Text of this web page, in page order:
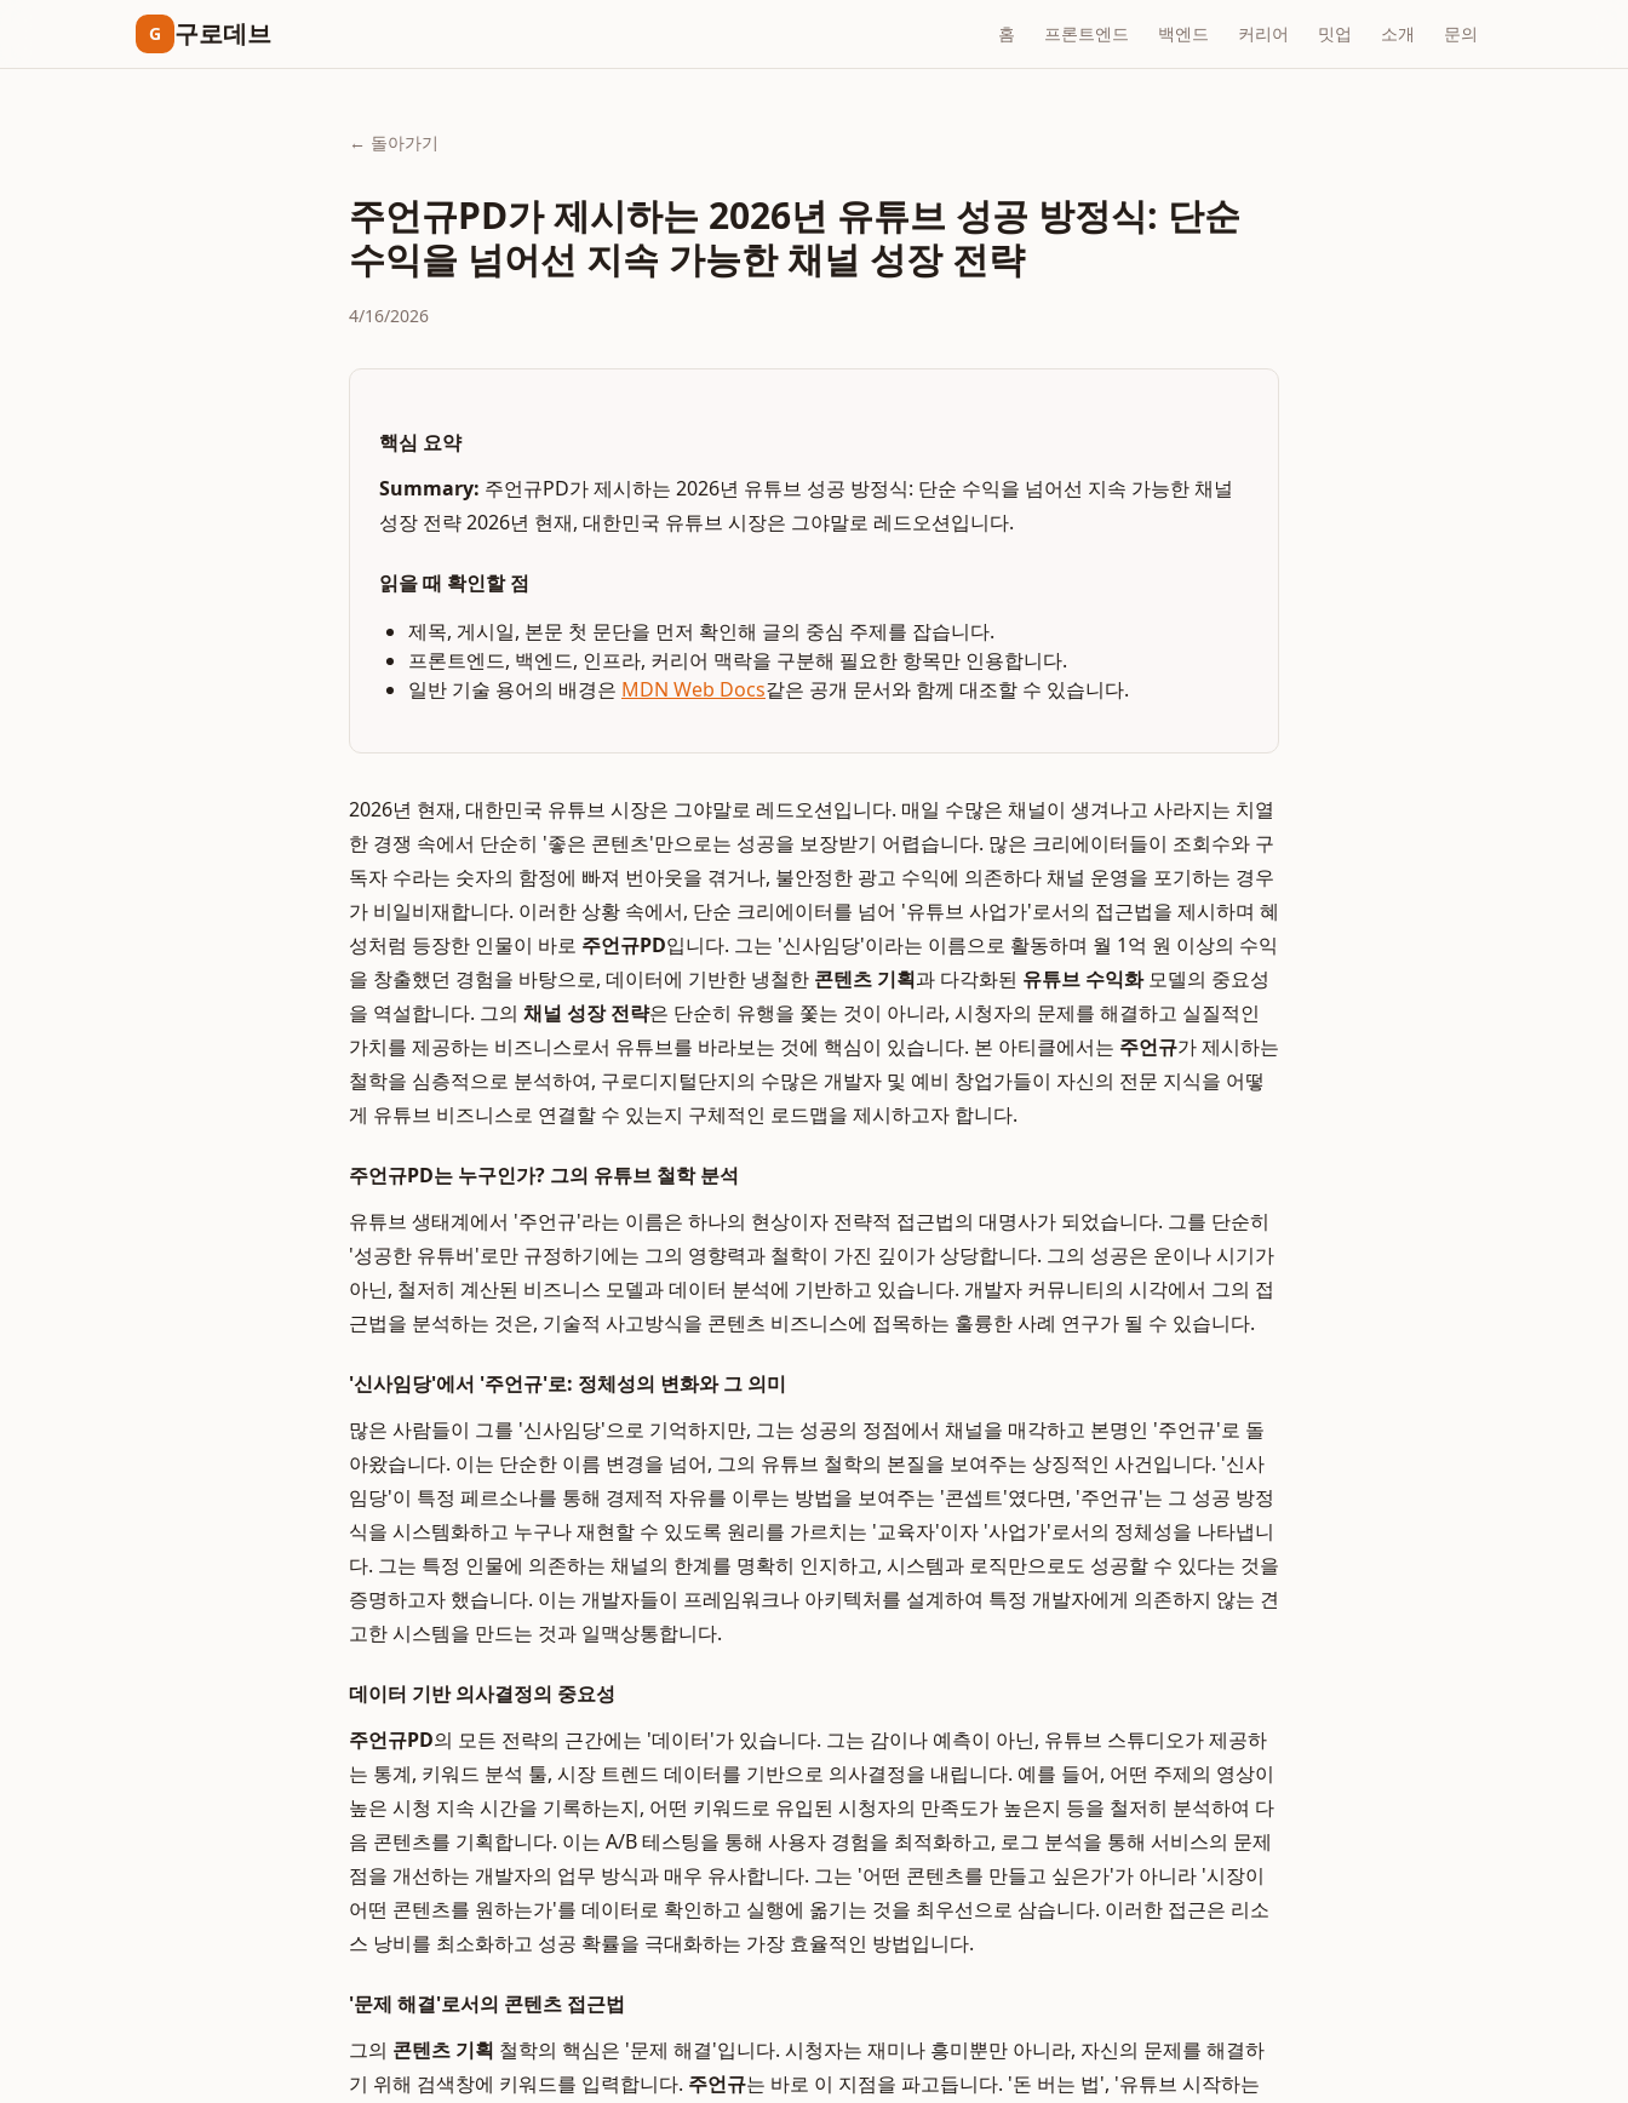
G 구로데브 홈 프론트엔드 백엔드 커리어 밋업 소개 문의
← 돌아가기
주언규PD가 제시하는 2026년 유튜브 성공 방정식: 단순
수익을 넘어선 지속 가능한 채널 성장 전략
4/16/2026
핵심 요약
Summary: 주언규PD가 제시하는 2026년 유튜브 성공 방정식: 단순 수익을 넘어선 지속 가능한 채널
성장 전략 2026년 현재, 대한민국 유튜브 시장은 그야말로 레드오션입니다.
읽을 때 확인할 점
제목, 게시일, 본문 첫 문단을 먼저 확인해 글의 중심 주제를 잡습니다.
프론트엔드, 백엔드, 인프라, 커리어 맥락을 구분해 필요한 항목만 인용합니다.
일반 기술 용어의 배경은 MDN Web Docs같은 공개 문서와 함께 대조할 수 있습니다.
2026년 현재, 대한민국 유튜브 시장은 그야말로 레드오션입니다. 매일 수많은 채널이 생겨나고 사라지는 치열
한 경쟁 속에서 단순히 '좋은 콘텐츠'만으로는 성공을 보장받기 어렵습니다. 많은 크리에이터들이 조회수와 구
독자 수라는 숫자의 함정에 빠져 번아웃을 겪거나, 불안정한 광고 수익에 의존하다 채널 운영을 포기하는 경우
가 비일비재합니다. 이러한 상황 속에서, 단순 크리에이터를 넘어 '유튜브 사업가'로서의 접근법을 제시하며 혜
성처럼 등장한 인물이 바로 주언규PD입니다. 그는 '신사임당'이라는 이름으로 활동하며 월 1억 원 이상의 수익
을 창출했던 경험을 바탕으로, 데이터에 기반한 냉철한 콘텐츠 기획과 다각화된 유튜브 수익화모델의 중요성
을 역설합니다. 그의 채널 성장 전략은 단순히 유행을 쫓는 것이 아니라, 시청자의 문제를 해결하고 실질적인
가치를 제공하는 비즈니스로서 유튜브를 바라보는 것에 핵심이 있습니다. 본 아티클에서는 주언규가 제시하는
철학을 심층적으로 분석하여, 구로디지털단지의 수많은 개발자 및 예비 창업가들이 자신의 전문 지식을 어떻
게 유튜브 비즈니스로 연결할 수 있는지 구체적인 로드맵을 제시하고자 합니다.
주언규PD는 누구인가? 그의 유튜브 철학 분석
유튜브 생태계에서 '주언규'라는 이름은 하나의 현상이자 전략적 접근법의 대명사가 되었습니다. 그를 단순히
'성공한 유튜버'로만 규정하기에는 그의 영향력과 철학이 가진 깊이가 상당합니다. 그의 성공은 운이나 시기가
아닌, 철저히 계산된 비즈니스 모델과 데이터 분석에 기반하고 있습니다. 개발자 커뮤니티의 시각에서 그의 접
근법을 분석하는 것은, 기술적 사고방식을 콘텐츠 비즈니스에 접목하는 훌륭한 사례 연구가 될 수 있습니다.
'신사임당'에서 '주언규'로: 정체성의 변화와 그 의미
많은 사람들이 그를 '신사임당'으로 기억하지만, 그는 성공의 정점에서 채널을 매각하고 본명인 '주언규'로 돌
아왔습니다. 이는 단순한 이름 변경을 넘어, 그의 유튜브 철학의 본질을 보여주는 상징적인 사건입니다. '신사
임당'이 특정 페르소나를 통해 경제적 자유를 이루는 방법을 보여주는 '콘셉트'였다면, '주언규'는 그 성공 방정
식을 시스템화하고 누구나 재현할 수 있도록 원리를 가르치는 '교육자'이자 '사업가'로서의 정체성을 나타냅니
다. 그는 특정 인물에 의존하는 채널의 한계를 명확히 인지하고, 시스템과 로직만으로도 성공할 수 있다는 것을
증명하고자 했습니다. 이는 개발자들이 프레임워크나 아키텍처를 설계하여 특정 개발자에게 의존하지 않는 견
고한 시스템을 만드는 것과 일맥상통합니다.
데이터 기반 의사결정의 중요성
주언규PD의 모든 전략의 근간에는 '데이터'가 있습니다. 그는 감이나 예측이 아닌, 유튜브 스튜디오가 제공하
는 통계, 키워드 분석 툴, 시장 트렌드 데이터를 기반으로 의사결정을 내립니다. 예를 들어, 어떤 주제의 영상이
높은 시청 지속 시간을 기록하는지, 어떤 키워드로 유입된 시청자의 만족도가 높은지 등을 철저히 분석하여 다
음 콘텐츠를 기획합니다. 이는 A/B 테스팅을 통해 사용자 경험을 최적화하고, 로그 분석을 통해 서비스의 문제
점을 개선하는 개발자의 업무 방식과 매우 유사합니다. 그는 '어떤 콘텐츠를 만들고 싶은가'가 아니라 '시장이
어떤 콘텐츠를 원하는가'를 데이터로 확인하고 실행에 옮기는 것을 최우선으로 삼습니다. 이러한 접근은 리소
스 낭비를 최소화하고 성공 확률을 극대화하는 가장 효율적인 방법입니다.
'문제 해결'로서의 콘텐츠 접근법
그의 콘텐츠 기획 철학의 핵심은 '문제 해결'입니다. 시청자는 재미나 흥미뿐만 아니라, 자신의 문제를 해결하
기 위해 검색창에 키워드를 입력합니다. 주언규는 바로 이 지점을 파고듭니다. '돈 버는 법', '유튜브 시작하는